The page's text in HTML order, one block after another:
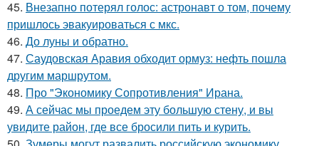
45. Внезапно потерял голос: астронавт о том, почему
пришлось эвакуироваться с мкс.
46. До луны и обратно.
47. Саудовская Аравия обходит ормуз: нефть пошла
другим маршрутом.
48. Про "Экономику Сопротивления" Ирана.
49. А сейчас мы проедем эту большую стену, и вы
увидите район, где все бросили пить и курить.